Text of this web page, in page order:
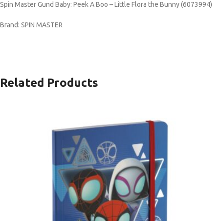
Spin Master Gund Baby: Peek A Boo – Little Flora the Bunny (6073994)
Brand: SPIN MASTER
Related Products